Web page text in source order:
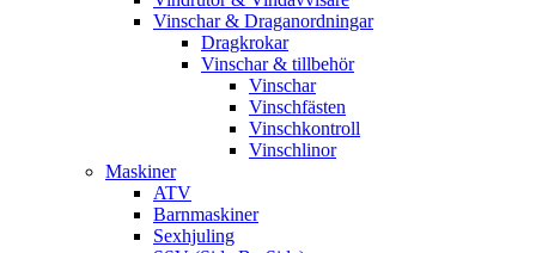
Vinschar & Draganordningar
Dragkrokar
Vinschar & tillbehör
Vinschar
Vinschfästen
Vinschkontroll
Vinschlinor
Maskiner
ATV
Barnmaskiner
Sexhjuling